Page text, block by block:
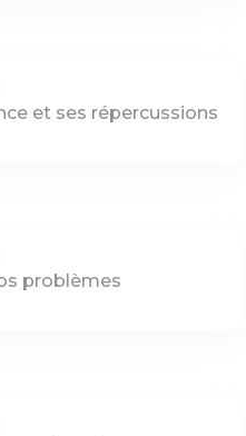
et ses répercussions
problèmes